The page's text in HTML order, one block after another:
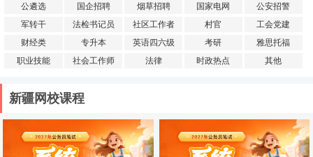
公遴选
国企招聘 烟草招聘 国家电网
公安招警
军转干
法检书记员 社区工作者 村官
工会党建
财经类
专升本 英语四六级 考研
雅思托福
职业技能
社会工作师 法律 时政热点 其他
新疆网校课程